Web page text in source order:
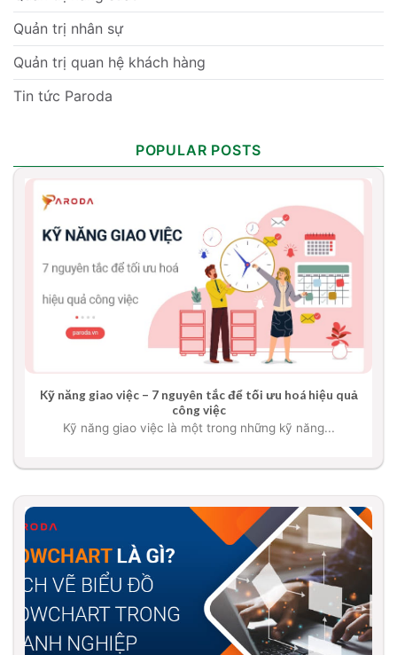
Quản trị nhân sự
Quản trị quan hệ khách hàng
Tin tức Paroda
POPULAR POSTS
Kỹ năng giao việc – 7 nguyên tắc để tối ưu hoá hiệu quả
công việc
Kỹ năng giao việc là một trong những kỹ năng...